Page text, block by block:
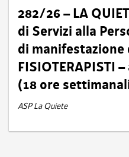
282/26 – LA
di Servizi alla
di manifestazione
FISIOTERAPISTI
(18 ore
ASP La Quiete